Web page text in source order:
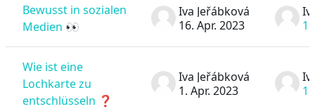
Bewusst in sozialen
Medien 👀
Iva Jeřábková
16. Apr. 2023
Wie ist eine
Lochkarte zu
entschlüsseln ❓
Iva Jeřábková
1. Apr. 2023
1.